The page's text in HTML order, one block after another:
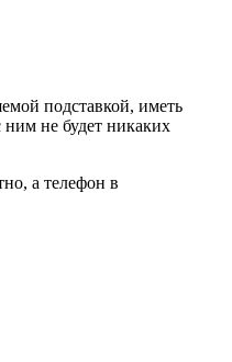
подставкой, иметь
не будет никаких
а телефон в